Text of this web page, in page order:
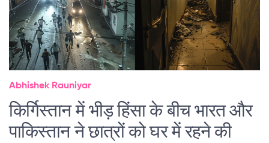
Abhishek Rauniyar
किर्गिस्तान में भीड़ हिंसा के बीच भारत और
पाकिस्तान ने छात्रों को घर में रहने की